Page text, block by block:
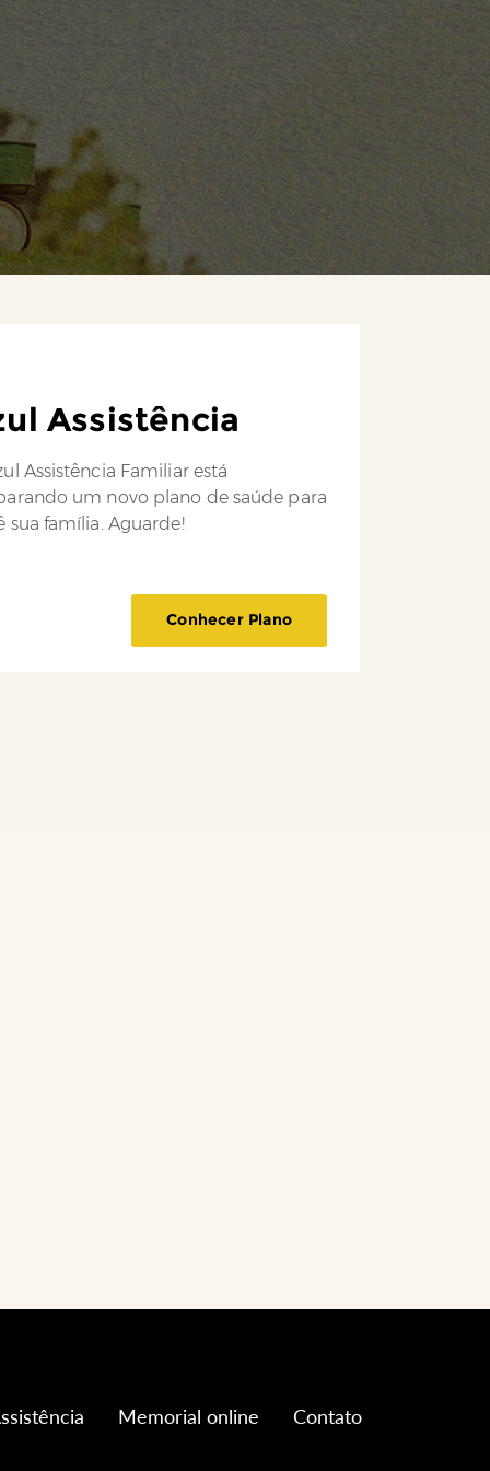
Assistência
Assistência Familiar está
um novo plano de saúde para
sua família. Aguarde!
Conhecer Plano
Memorial online Contato